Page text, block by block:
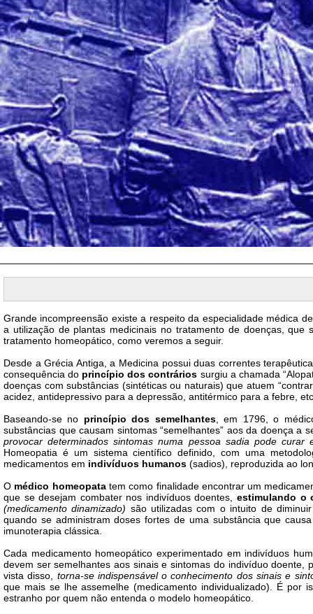
Grande incompreensão existe a respeito da especialidade médica
a utilização de plantas medicinais no tratamento de doenças,
tratamento homeopático, como veremos a seguir.
Desde a Grécia Antiga, a Medicina possui duas correntes
consequência do princípio dos contrários surgiu a chamada
doenças com substâncias (sintéticas ou naturais) que atuem
acidez, antidepressivo para a depressão, antitérmico para a febre,
Baseando-se no princípio dos semelhantes, em 1796, o
substâncias que causam sintomas “semelhantes” aos da doença
provocar determinados sintomas numa pessoa sadia pode curar
Homeopatia é um sistema científico definido, com uma
medicamentos em indivíduos humanos (sadios),
reproduzida ao
O médico homeopatatem como finalidade encontrar um
que se desejam combater nos indivíduos doentes,estimulando o
(medicamento dinamizado) são utilizadas com o intuito de
quando se administram doses fortes de uma substância que
imunoterapia clássica.
Cada medicamento homeopático experimentado em indivíduos
devem ser semelhantes aos sinais e sintomas do indivíduo
vista disso, torna-se indispensável o conhecimento dos sinais e
que mais se lhe assemelhe (medicamento individualizado). É
estranho por quem não entenda o modelo homeopático.